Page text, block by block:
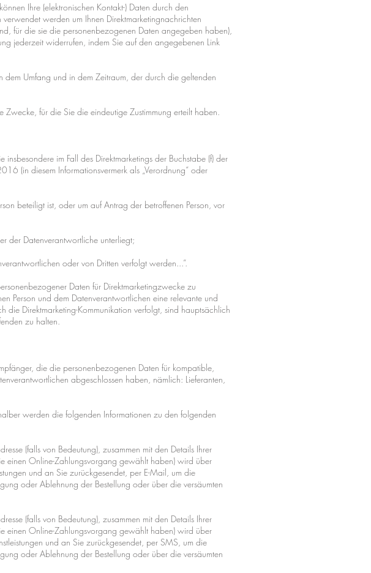
Ihre (elektronischen Kontakt-) Daten durch den
werden um Ihnen Direktmarketingnachrichten
für die sie die personenbezogenen Daten angegeben haben),
jederzeit widerrufen, indem Sie auf den angegebenen Link
Umfang und in dem Zeitraum, der durch die geltenden
für die Sie die eindeutige Zustimmung erteilt haben.
im Fall des Direktmarketings der Buchstabe (f) der
(in diesem Informationsvermerk als „Verordnung“ oder
beteiligt ist, oder um auf Antrag der betroffenen Person, vor
der Datenverantwortliche unterliegt;
oder von Dritten verfolgt werden...”.
Daten für Direktmarketingzwecke zu
Person und dem Datenverantwortlichen eine relevante und
die Direktmarketing-Kommunikation verfolgt, sind hauptsächlich
zu halten.
die die personenbezogenen Daten für kompatible,
abgeschlossen haben, nämlich: Lieferanten,
werden die folgenden Informationen zu den folgenden
(falls von Bedeutung), zusammen mit den Details Ihrer
einen Online-Zahlungsvorgang gewählt haben) wird über
und an Sie zurückgesendet, per E-Mail, um die
oder Ablehnung der Bestellung oder über die versäumten
(falls von Bedeutung), zusammen mit den Details Ihrer
einen Online-Zahlungsvorgang gewählt haben) wird über
und an Sie zurückgesendet, per SMS, um die
oder Ablehnung der Bestellung oder über die versäumten